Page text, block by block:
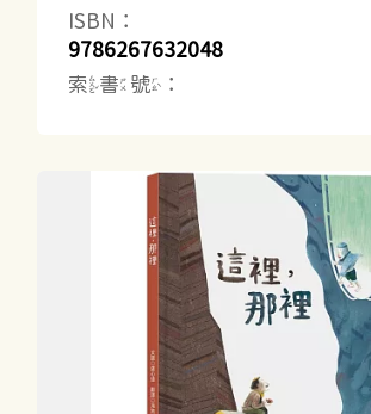
ISBN：
9786267632048
索書號：